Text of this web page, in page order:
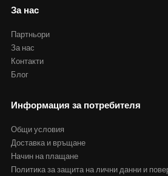
За нас
Партньори
За нас
Контакти
Блог
Информация за потребителя
Общи условия
Доставка и връщане
Начин на плащане
Политика за защита на лични данни и